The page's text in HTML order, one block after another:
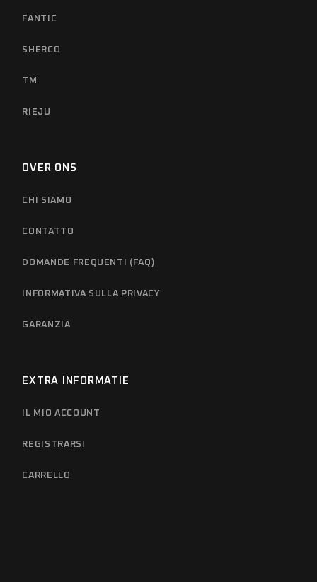
FANTIC
SHERCO
TM
RIEJU
OVER ONS
CHI SIAMO
CONTATTO
DOMANDE FREQUENTI (FAQ)
INFORMATIVA SULLA PRIVACY
GARANZIA
EXTRA INFORMATIE
IL MIO ACCOUNT
REGISTRARSI
CARRELLO